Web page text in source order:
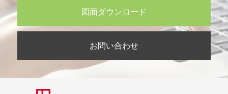
図面ダウンロード
お問い合わせ